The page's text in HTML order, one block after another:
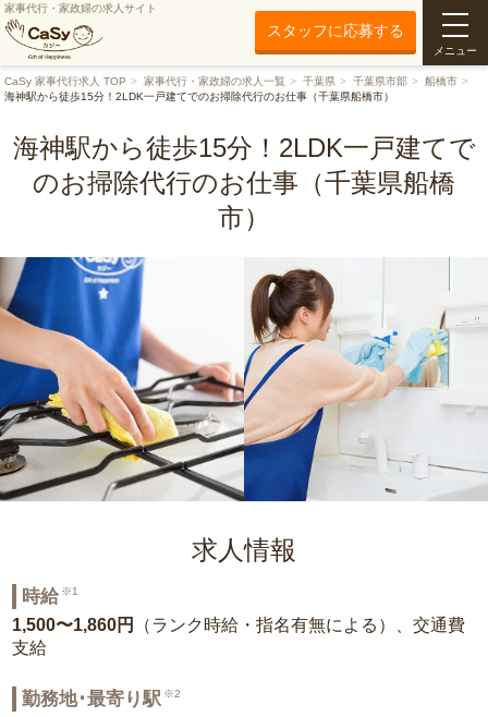
家事代行・家政婦の求人サイト
スタッフに応募する
メニュー
CaSy 家事代行求人 TOP 家事代行・家政婦の求人一覧 千葉県 千葉県市部
船橋市
海神駅から徒歩15分！2LDK一戸建てでのお掃除代行のお仕事（千葉県船橋市）
海神駅から徒歩15分！2LDK一戸建てで
のお掃除代行のお仕事（千葉県船橋
市）
求人情報
時給 ※1
1,500〜1,860円
（ランク時給・指名有無による）、交通費
支給
勤務地･最寄り駅 ※2